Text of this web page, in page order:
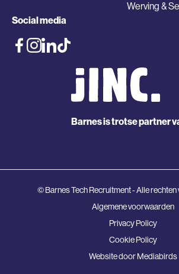
Werving &
Social media
Barnes is trotse partner
© Barnes Tech Recruitment - Alle
Algemene voorwaarden
Privacy Policy
Cookie Policy
Website doorMediabirds